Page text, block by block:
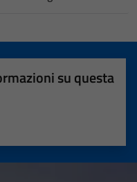
su questa
5